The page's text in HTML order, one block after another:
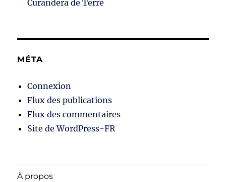
Curandera de Terre
MÉTA
Connexion
Flux des publications
Flux des commentaires
Site de WordPress-FR
À propos